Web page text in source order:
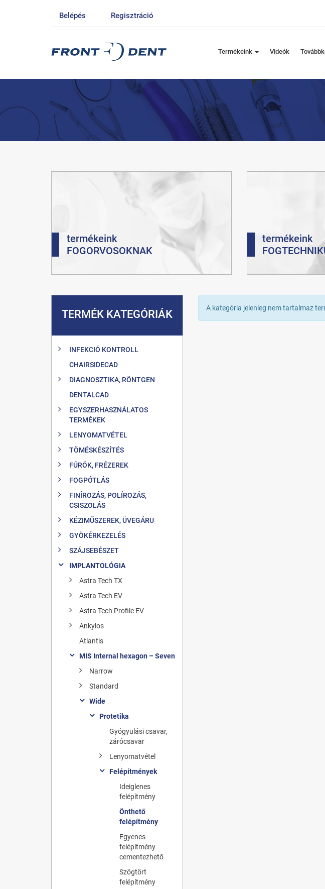
Belépés Regisztráció
Termékeink Videók
termékeink
FOGORVOSOKNAK
termékeink
TERMÉK KATEGÓRIÁK
INFEKCIÓ KONTROLL
CHAIRSIDECAD
DIAGNOSZTIKA, RÖNTGEN
DENTALCAD
EGYSZERHASZNÁLATOS
TERMÉKEK
LENYOMATVÉTEL
TÖMÉSKÉSZÍTÉS
FÚRÓK, FRÉZEREK
FOGPÓTLÁS
FINÍROZÁS, POLÍROZÁS,
CSISZOLÁS
KÉZIMŰSZEREK, ÜVEGÁRU
GYÖKÉRKEZELÉS
SZÁJSEBÉSZET
IMPLANTOLÓGIA
Astra Tech TX
Astra Tech EV
Astra Tech Profile EV
Ankylos
Atlantis
MIS Internal hexagon – Seven
Narrow
Standard
Wide
Protetika
Gyógyulási csavar,
zárócsavar
Lenyomatvétel
Felépítmények
Ideiglenes
felépítmény
Önthető
felépítmény
Egyenes
felépítmény
cementezhető
Szögtört
felépítmény
A kategória jelenleg nem tartalmaz